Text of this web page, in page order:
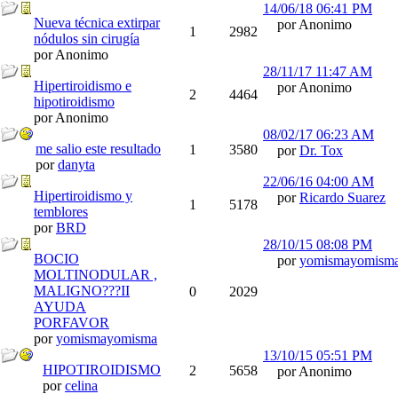
Nueva técnica extirpar
nódulos sin cirugía
por Anonimo
1 2982
14/06/18 06:41 PM
por Anonimo
Hipertiroidismo e
hipotiroidismo
por Anonimo
2 4464
28/11/17 11:47 AM
por Anonimo
me salio este resultado
pordanyta
1 3580
08/02/17 06:23 AM
porDr. Tox
Hipertiroidismo y
temblores
porBRD
1 5178
22/06/16 04:00 AM
porRicardo Suarez
BOCIO
MOLTINODULAR ,
MALIGNO???II
AYUDA
PORFAVOR
poryomismayomisma
0 2029
28/10/15 08:08 PM
por
HIPOTIROIDISMO
porcelina
2 5658
13/10/15 05:51 PM
por Anonimo